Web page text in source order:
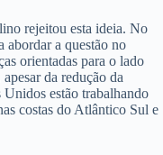
rejeitou esta ideia. No
abordar a questão no
orientadas para o lado
da redução da
estão trabalhando
costas do Atlântico Sul e